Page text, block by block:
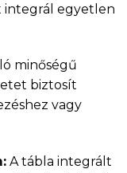
integrál egyetlen
minőségű
biztosít
vagy
A tábla integrált